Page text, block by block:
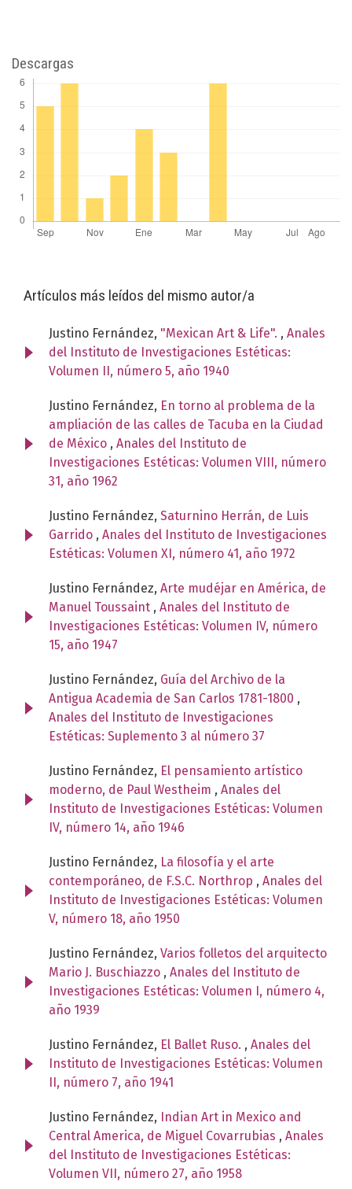
Descargas
Artículos más leídos del mismo autor/a
Justino Fernández, "Mexican Art & Life". , Anales
del Instituto de Investigaciones Estéticas:
Volumen II, número 5, año 1940
Justino Fernández, En torno al problema de la
ampliación de las calles de Tacuba en la Ciudad
de México , Anales del Instituto de
Investigaciones Estéticas: Volumen VIII, número
31, año 1962
Justino Fernández, Saturnino Herrán, de Luis
Garrido , Anales del Instituto de Investigaciones
Estéticas: Volumen XI, número 41, año 1972
Justino Fernández, Arte mudéjar en América, de
Manuel Toussaint , Anales del Instituto de
Investigaciones Estéticas: Volumen IV, número
15, año 1947
Justino Fernández, Guía del Archivo de la
Antigua Academia de San Carlos 1781-1800 ,
Anales del Instituto de Investigaciones
Estéticas: Suplemento 3 al número 37
Justino Fernández, El pensamiento artístico
moderno, de Paul Westheim , Anales del
Instituto de Investigaciones Estéticas: Volumen
IV, número 14, año 1946
Justino Fernández, La filosofía y el arte
contemporáneo, de F.S.C. Northrop , Anales del
Instituto de Investigaciones Estéticas: Volumen
V, número 18, año 1950
Justino Fernández, Varios folletos del arquitecto
Mario J. Buschiazzo , Anales del Instituto de
Investigaciones Estéticas: Volumen I, número 4,
año 1939
Justino Fernández, El Ballet Ruso. , Anales del
Instituto de Investigaciones Estéticas: Volumen
II, número 7, año 1941
Justino Fernández, Indian Art in Mexico and
Central America, de Miguel Covarrubias , Anales
del Instituto de Investigaciones Estéticas:
Volumen VII, número 27, año 1958